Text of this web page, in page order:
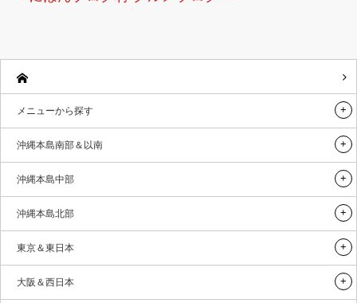
メニューから探す
沖縄本島南部＆以南
沖縄本島中部
沖縄本島北部
東京＆東日本
大阪＆西日本